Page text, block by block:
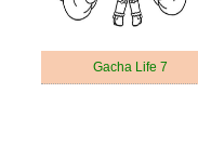
Gacha Life 7